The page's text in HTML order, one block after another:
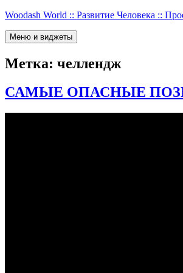
Перейти
содержимому
Woodash World :: Развитие Человека ::
Меню и виджеты
Метка: челлендж
САМЫЕ ОПАСНЫЕ